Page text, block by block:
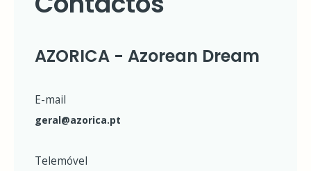
DREAM
-
AZOREAN
CANECAS
AZORICA
AZOREAN
EMBLEMAS
ACADÉMICOS
BILHETEIRA
AZORICA
COMEMORATIVAS
FALA
AZORICA - Azorean Dream
E-mail
geral@azorica.pt
Telemóvel